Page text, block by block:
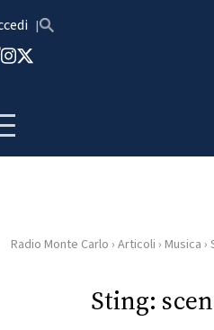
Radio Monte Carlo › Articoli › Musica ›
Sting: